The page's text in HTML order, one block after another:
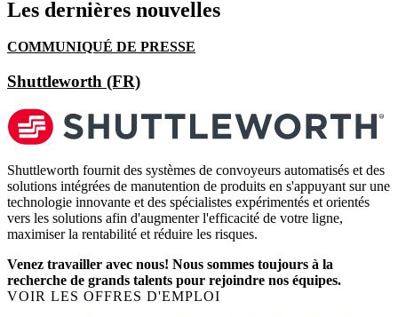
Les dernières nouvelles
COMMUNIQUÉ DE PRESSE
Shuttleworth (FR)
Shuttleworth fournit des systèmes de convoyeurs automatisés et des
solutions intégrées de manutention de produits en s'appuyant sur une
technologie innovante et des spécialistes expérimentés et orientés
vers les solutions afin d'augmenter l'efficacité de votre ligne,
maximiser la rentabilité et réduire les risques.
Venez travailler avec nous! Nous sommes toujours à la
recherche de grands talents pour rejoindre nos équipes.
VOIR LES OFFRES D'EMPLOI